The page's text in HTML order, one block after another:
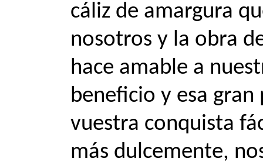
cáliz de amargura
nosotros y la obra
hace amable a
beneficio y esa
vuestra conquista
más dulcemente,